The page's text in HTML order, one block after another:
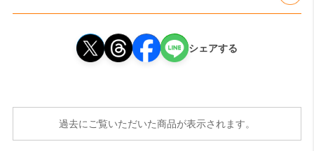
シェアする
過去にご覧いただいた商品が表示されます。